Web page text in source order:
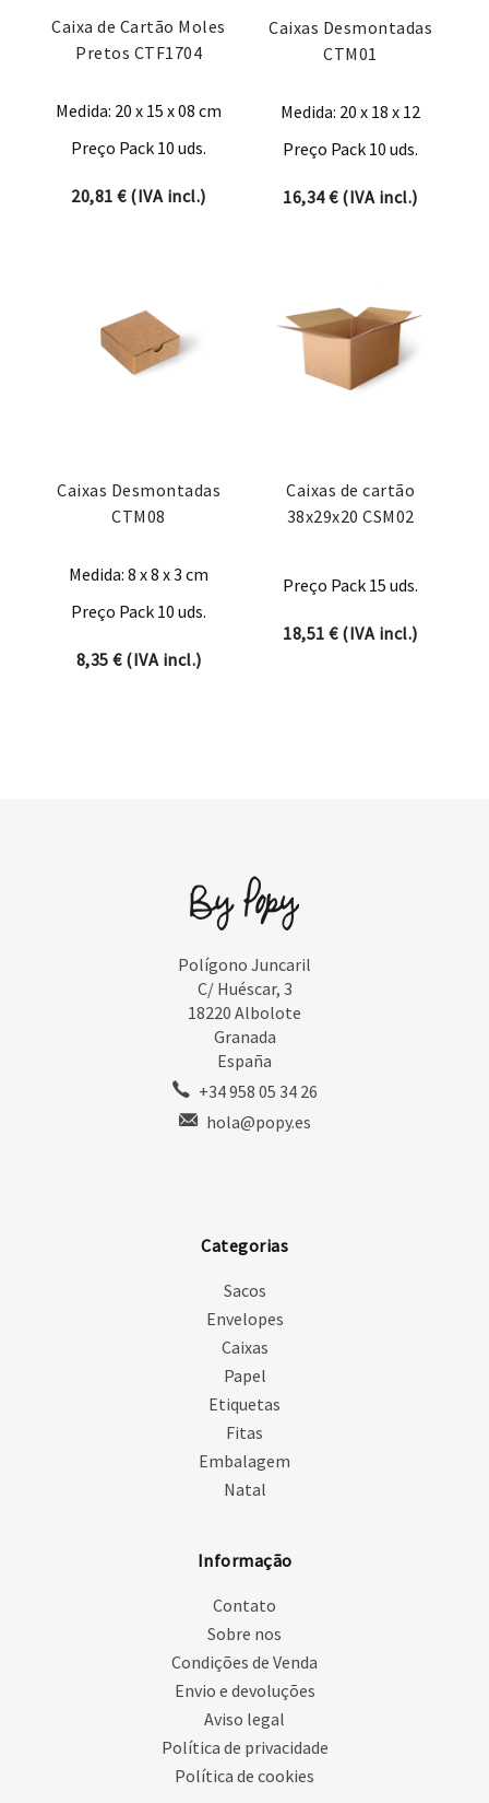
Caixa de Cartão Moles
Pretos CTF1704
Medida: 20 x 15 x 08 cm
Preço Pack 10 uds.
20,81€(IVA incl.)
Caixas Desmontadas
CTM01
Medida: 20 x 18 x 12
Preço Pack 10 uds.
16,34€(IVA incl.)
Caixas Desmontadas
CTM08
Medida: 8 x 8 x 3 cm
Preço Pack 10 uds.
8,35 €(IVA incl.)
Caixas de cartão
38x29x20 CSM02
Preço Pack 15 uds.
18,51€(IVA incl.)
Polígono Juncaril
C/ Huéscar, 3
18220 Albolote
Granada
España
+34 958 05 34 26
hola@popy.es
Categorias
Sacos
Envelopes
Caixas
Papel
Etiquetas
Fitas
Embalagem
Natal
Informação
Contato
Sobre nos
Condições de Venda
Envio e devoluções
Aviso legal
Política de privacidade
Política de cookies